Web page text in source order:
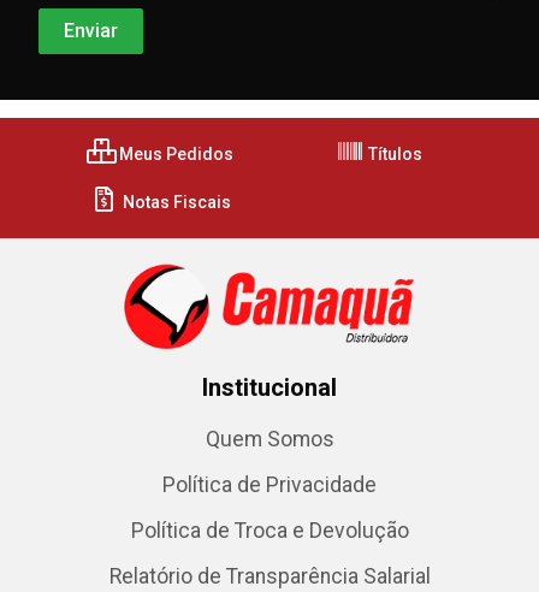
Meus Pedidos Títulos
Notas Fiscais
Institucional
Quem Somos
Política de Privacidade
Política de Troca e Devolução
Relatório de Transparência Salarial